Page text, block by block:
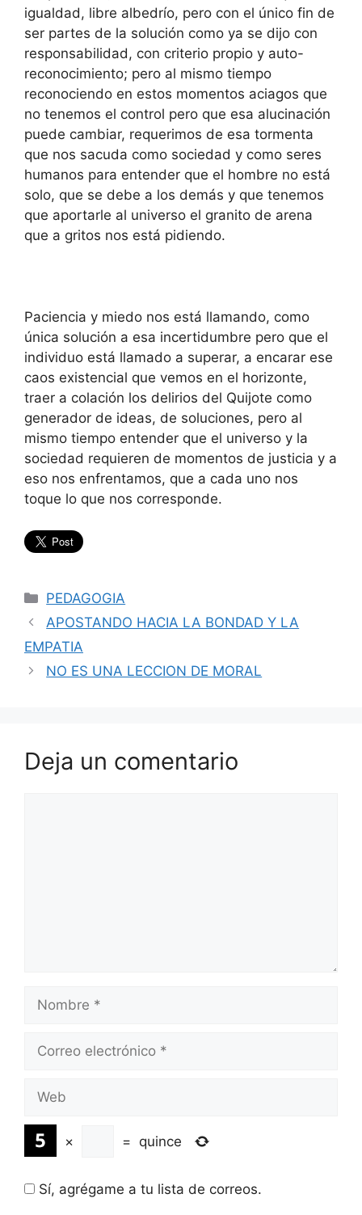
igualdad, libre albedrío, pero con el único fin de
ser partes de la solución como ya se dijo con
responsabilidad, con criterio propio y auto-
reconocimiento; pero al mismo tiempo
reconociendo en estos momentos aciagos que
no tenemos el control pero que esa alucinación
puede cambiar, requerimos de esa tormenta
que nos sacuda como sociedad y como seres
humanos para entender que el hombre no está
solo, que se debe a los demás y que tenemos
que aportarle al universo el granito de arena
que a gritos nos está pidiendo.
Paciencia y miedo nos está llamando, como
única solución a esa incertidumbre pero que el
individuo está llamado a superar, a encarar ese
caos existencial que vemos en el horizonte,
traer a colación los delirios del Quijote como
generador de ideas, de soluciones, pero al
mismo tiempo entender que el universo y la
sociedad requieren de momentos de justicia y a
eso nos enfrentamos, que a cada uno nos
toque lo que nos corresponde.
Categorías
PEDAGOGIA
APOSTANDO HACIA LA BONDAD Y LA
EMPATIA
NO ES UNA LECCION DE MORAL
Deja un comentario
electrónico
× = quince
Sí, agrégame a tu lista de correos.